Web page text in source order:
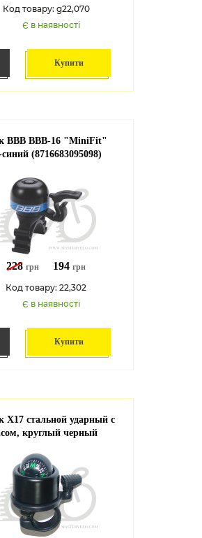
Код товару: g22,070
Є в наявності
Купити
BBB BBB-16 "MiniFit"
(8716683095098)
228 грн 194 грн
Код товару: 22,302
Є в наявності
Купити
X17 стальной ударный с
круглый черный